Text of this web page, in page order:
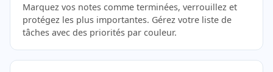
Marquez vos notes comme terminées, verrouillez et
protégez les plus importantes. Gérez votre liste de
tâches avec des priorités par couleur.